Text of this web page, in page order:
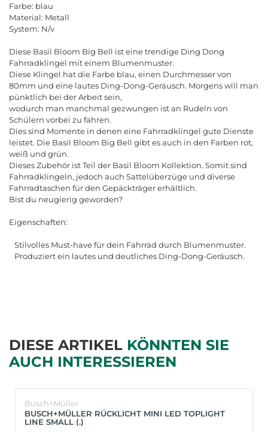
Farbe: blau
Material: Metall
System: N/v
Diese Basil Bloom Big Bell ist eine trendige Ding Dong
Fahrradklingel mit einem Blumenmuster.
Diese Klingel hat die Farbe blau, einen Durchmesser von
80mm und eine lautes Ding-Dong-Geräusch. Morgens will man
pünktlich bei der Arbeit sein,
wodurch man manchmal gezwungen ist an Rudeln von
Schülern vorbei zu fahren.
Dies sind Momente in denen eine Fahrradklingel gute Dienste
leistet. Die Basil Bloom Big Bell gibt es auch in den Farben rot,
weiß und grün.
Dieses Zubehör ist Teil der Basil Bloom Kollektion. Somit sind
Fahrradklingeln, jedoch auch Sattelüberzüge und diverse
Fahrradtaschen für den Gepäckträger erhältlich.
Bist du neugierig geworden?
Eigenschaften:
Stilvolles Must-have für dein Fahrrad durch Blumenmuster.
Produziert ein lautes und deutliches Ding-Dong-Geräusch.
DIESE ARTIKEL KÖNNTEN SIE
AUCH INTERESSIEREN
Busch+Müller
BUSCH+MÜLLER RÜCKLICHT MINI LED TOPLIGHT
LINE SMALL (.)